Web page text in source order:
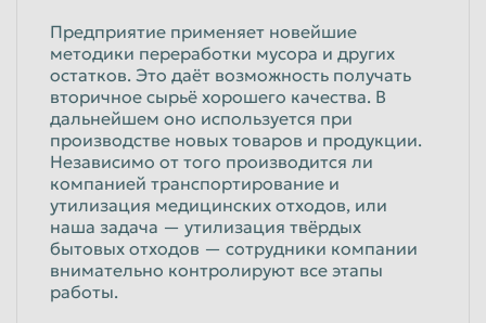
Москва Мурманск
Набережные Челны
Нальчик Нижневартовск
Нижнекамск Нижний Новгород
Нижний Тагил Новокузнецк
Новороссийск Новосибирск
Новочеркасск Норильск
Предприятие применяет новейшие
методики переработки мусора и других
остатков. Это даёт возможность получать
вторичное сырьё хорошего качества. В
дальнейшем оно используется при
производстве новых товаров и продукции.
Независимо от того производится ли
компанией транспортирование и
утилизация медицинских отходов, или
наша задача — утилизация твёрдых
бытовых отходов — сотрудники компании
внимательно контролируют все этапы
работы.